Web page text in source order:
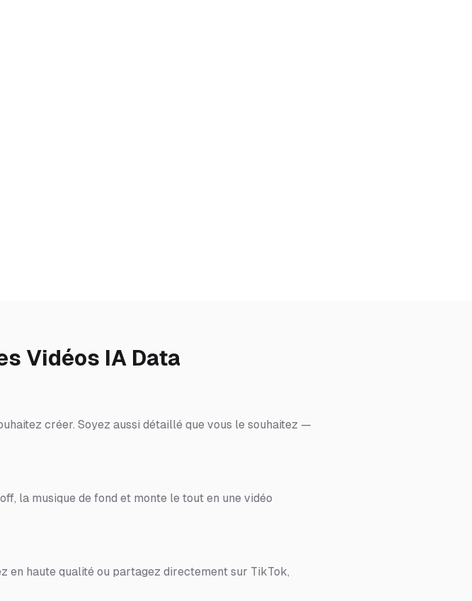
Vidéos IA Data
créer. Soyez aussi détaillé que vous le souhaitez —
la musique de fond et monte le tout en une vidéo
en haute qualité ou partagez directement sur TikTok,